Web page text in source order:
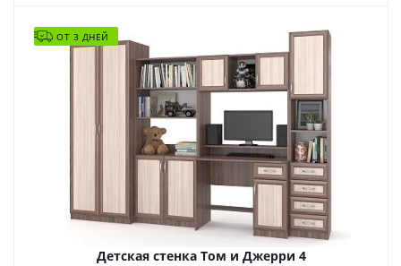
ОТ 3 ДНЕЙ
Детская стенка Том и Джерри 4